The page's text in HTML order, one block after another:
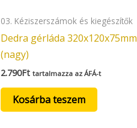
03. Kéziszerszámok és kiegészítők
Dedra gérláda 320x120x75mm
(nagy)
2.790Ft tartalmazza az ÁFÁ-t
Kosárba teszem